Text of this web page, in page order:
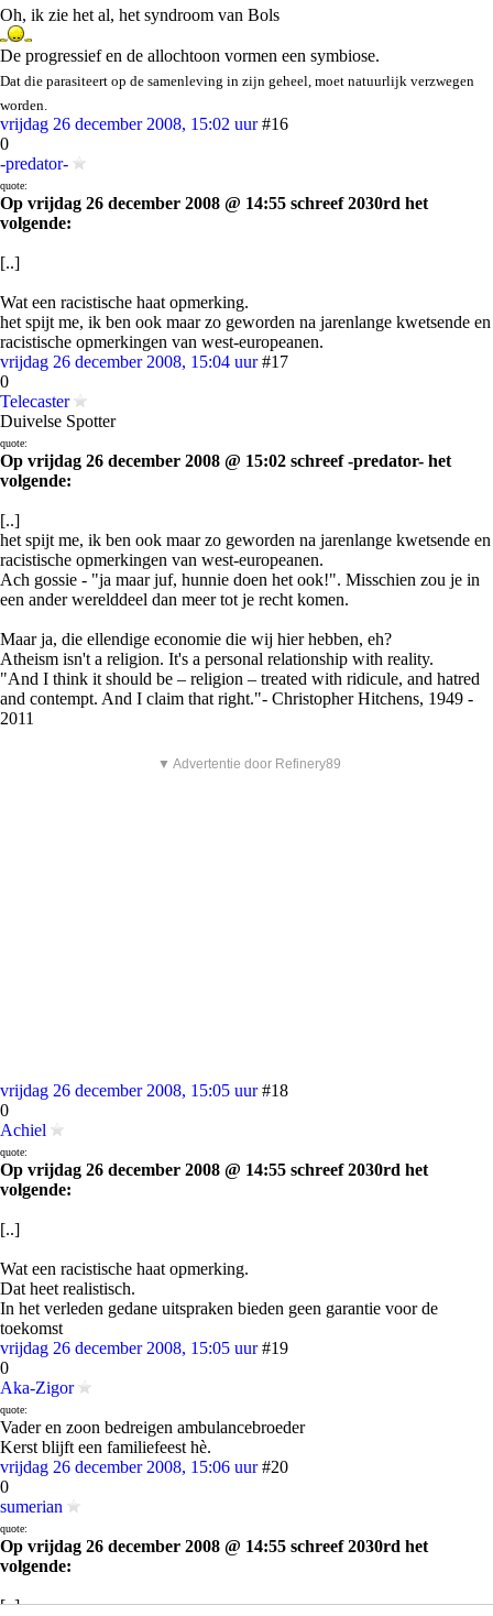
Oh, ik zie het al, het syndroom van Bols
De progressief en de allochtoon vormen een symbiose.
Dat die parasiteert op de samenleving in zijn geheel, moet natuurlijk verzwegen
worden.
vrijdag 26 december 2008, 15:02 uur #16
0
-predator-
quote:
Op vrijdag 26 december 2008 @ 14:55 schreef 2030rd het
volgende:
[..]
Wat een racistische haat opmerking.
het spijt me, ik ben ook maar zo geworden na jarenlange kwetsende en
racistische opmerkingen van west-europeanen.
vrijdag 26 december 2008, 15:04 uur #17
0
Telecaster
Duivelse Spotter
quote:
Op vrijdag 26 december 2008 @ 15:02 schreef -predator- het
volgende:
[..]
het spijt me, ik ben ook maar zo geworden na jarenlange kwetsende en
racistische opmerkingen van west-europeanen.
Ach gossie - "ja maar juf, hunnie doen het ook!". Misschien zou je in
een ander werelddeel dan meer tot je recht komen.
Maar ja, die ellendige economie die wij hier hebben, eh?
Atheism isn't a religion. It's a personal relationship with reality.
"And I think it should be – religion – treated with ridicule, and hatred
and contempt. And I claim that right."- Christopher Hitchens, 1949 -
2011
▼ Advertentie door Refinery89
vrijdag 26 december 2008, 15:05 uur #18
0
Achiel
quote:
Op vrijdag 26 december 2008 @ 14:55 schreef 2030rd het
volgende:
[..]
Wat een racistische haat opmerking.
Dat heet realistisch.
In het verleden gedane uitspraken bieden geen garantie voor de
toekomst
vrijdag 26 december 2008, 15:05 uur #19
0
Aka-Zigor
quote:
Vader en zoon bedreigen ambulancebroeder
Kerst blijft een familiefeest hè.
vrijdag 26 december 2008, 15:06 uur #20
0
sumerian
quote:
Op vrijdag 26 december 2008 @ 14:55 schreef 2030rd het
volgende:
[..]